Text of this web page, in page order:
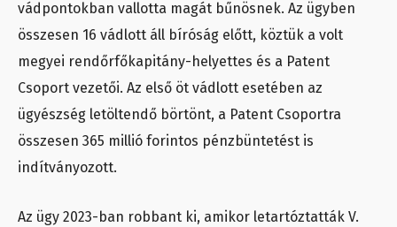
vádpontokban vallotta magát bűnösnek. Az ügyben
összesen 16 vádlott áll bíróság előtt, köztük a volt
megyei rendőrfőkapitány-helyettes és a Patent
Csoport vezetői. Az első öt vádlott esetében az
ügyészség letöltendő börtönt, a Patent Csoportra
összesen 365 millió forintos pénzbüntetést is
indítványozott.
Az ügy 2023-ban robbant ki, amikor letartóztatták V.